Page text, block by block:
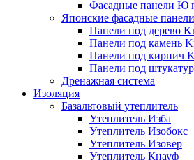
Фасадные панели Ю
Японские фасадные панели
Панели под дерево
Панели под камень
Панели под кирпич
Панели под
Дренажная система
Изоляция
Базальтовый утеплитель
Утеплитель Изба
Утеплитель Изобокс
Утеплитель Изовер
Утеплитель Кнауф